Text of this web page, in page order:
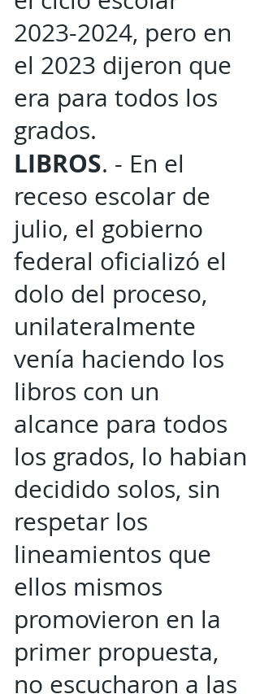
2023-2024, pero en
el 2023 dijeron que
era para todos los
grados.
LIBROS. - En el
receso escolar de
julio, el gobierno
federal oficializó el
dolo del proceso,
unilateralmente
venía haciendo los
libros con un
alcance para todos
los grados, lo habian
decidido solos, sin
respetar los
lineamientos que
ellos mismos
promovieron en la
primer propuesta,
no escucharon a las